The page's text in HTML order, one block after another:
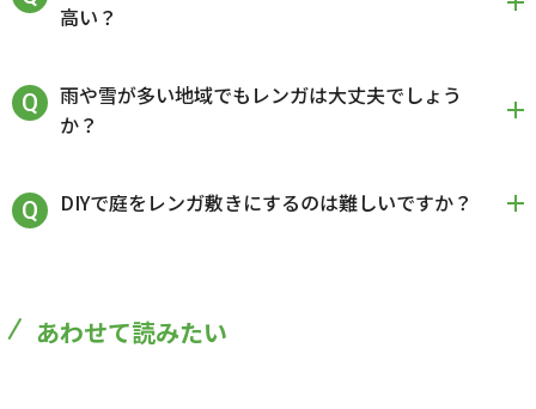
高い？
雨や雪が多い地域でもレンガは大丈夫でしょう
か？
DIYで庭をレンガ敷きにするのは難しいですか？
あわせて読みたい